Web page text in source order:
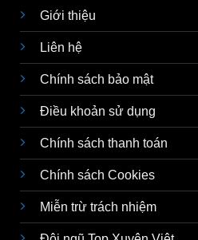
Giới thiệu
Liên hệ
Chính sách bảo mật
Điều khoản sử dụng
Chính sách thanh toán
Chính sách Cookies
Miễn trừ trách nhiệm